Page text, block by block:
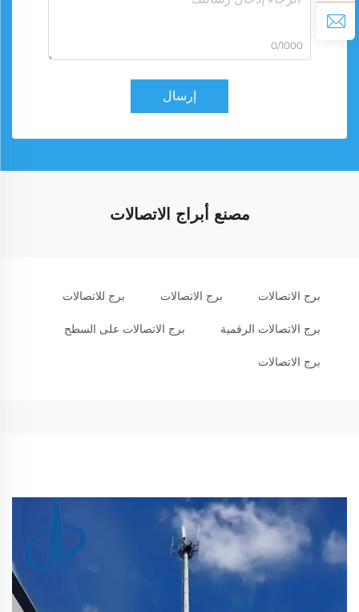
0/1000
إرسال
مصنع أبراج الاتصالات
برج الاتصالات برج الاتصالات برج للاتصالات
برج الاتصالات الرقمية برج الاتصالات على السطح
برج الاتصالات